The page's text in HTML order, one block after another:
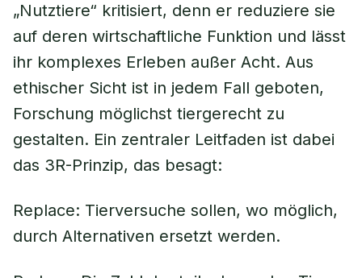
„Nutztiere“ kritisiert, denn er reduziere sie
auf deren wirtschaftliche Funktion und lässt
ihr komplexes Erleben außer Acht. Aus
ethischer Sicht ist in jedem Fall geboten,
Forschung möglichst tiergerecht zu
gestalten. Ein zentraler Leitfaden ist dabei
das 3R-Prinzip, das besagt:
Replace: Tierversuche sollen, wo möglich,
durch Alternativen ersetzt werden.